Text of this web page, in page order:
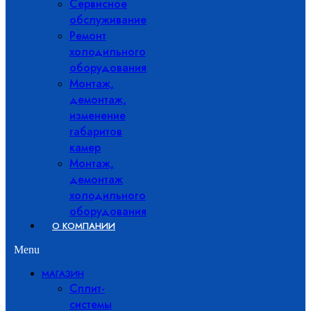
Сервисное
обслуживание
Ремонт
холодильного
оборудования
Монтаж,
демонтаж,
изменение
габаритов
камер
Монтаж,
демонтаж
холодильного
оборудования
О КОМПАНИИ
Menu
МАГАЗИН
Сплит-
системы